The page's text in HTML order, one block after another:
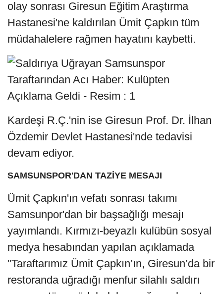
olay sonrası Giresun Eğitim Araştırma
Hastanesi'ne kaldırılan Ümit Çapkın tüm
müdahalelere rağmen hayatını kaybetti.
Kardeşi R.Ç.'nin ise Giresun Prof. Dr. İlhan
Özdemir Devlet Hastanesi'nde tedavisi
devam ediyor.
SAMSUNSPOR'DAN TAZİYE MESAJI
Ümit Çapkın'ın vefatı sonrası takımı
Samsunpor'dan bir başsağlığı mesajı
yayımlandı. Kırmızı-beyazlı kulübün sosyal
medya hesabından yapılan açıklamada
"Taraftarımız Ümit Çapkın’ın, Giresun’da bir
restoranda uğradığı menfur silahlı saldırı